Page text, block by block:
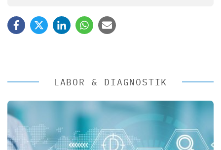
LABOR & DIAGNOSTIK